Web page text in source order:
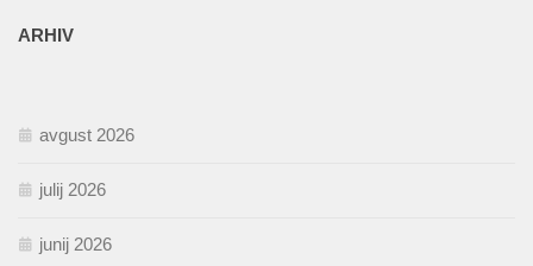
ARHIV
avgust 2026
julij 2026
junij 2026